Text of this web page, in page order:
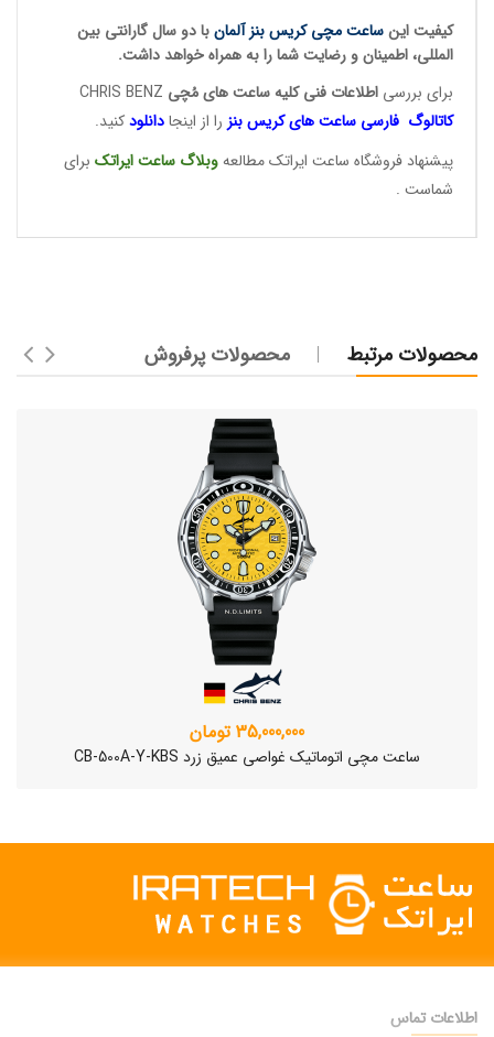
کیفیت اینساعت مچی کریس بنز آلمانبا دو سال گارانتی بین
المللی، اطمینان و رضایت شما را به همراه خواهد داشت.
برای بررسی اطلاعات فنی کلیه ساعت های مُچی
کاتالوگ فارسی ساعت هایکریس بنز را از اینجادانلودکنید.
پیشنهاد فروشگاه ساعت ایراتک مطالعهوبلاگ ساعتایراتک برای
شماست .
محصولات مرتبط محصولات پرفروش
35,000,000 تومان
ساعت مچی اتوماتیک غواصی عمیق زرد CB-500A-Y-KBS
اطلاعات تماس